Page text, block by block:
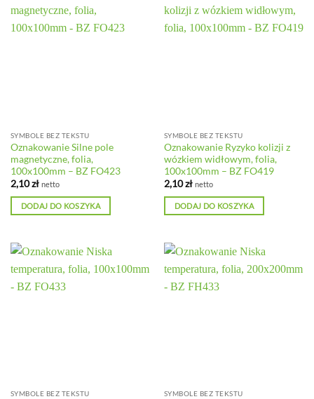
SYMBOLE BEZ TEKSTU
Oznakowanie Silne pole
magnetyczne, folia,
100x100mm – BZ FO423
2,10zł netto
DODAJ DO KOSZYKA
SYMBOLE BEZ TEKSTU
Oznakowanie Ryzyko kolizji z
wózkiem widłowym, folia,
100x100mm – BZ FO419
2,10zł netto
DODAJ DO KOSZYKA
SYMBOLE BEZ TEKSTU SYMBOLE BEZ TEKSTU